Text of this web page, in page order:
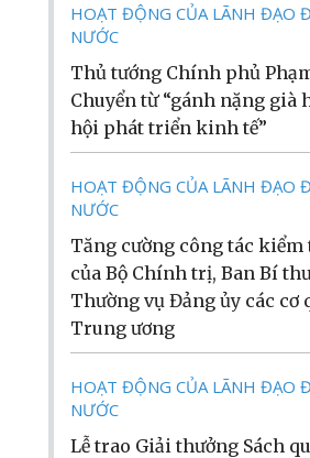
HOẠT ĐỘNG CỦA LÃNH ĐẠO
NƯỚC
Thủ tướng Chính phủ
Chuyển từ “gánh nặng già
hội phát triển kinh tế”
HOẠT ĐỘNG CỦA LÃNH ĐẠO
NƯỚC
Tăng cường công tác kiểm
của Bộ Chính trị, Ban Bí
Thường vụ Đảng ủy các cơ
Trung ương
HOẠT ĐỘNG CỦA LÃNH ĐẠO
NƯỚC
Lễ trao Giải thưởng Sách